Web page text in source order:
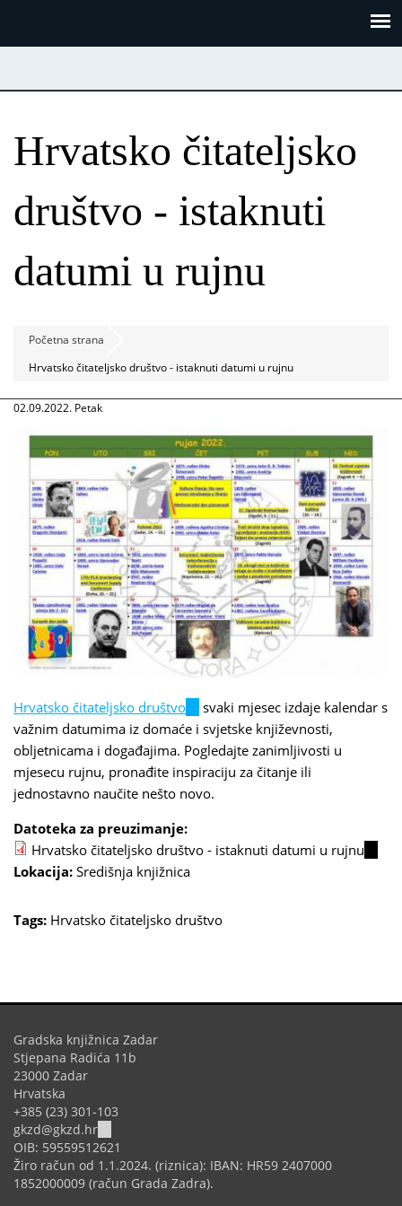
Hrvatsko čitateljsko
društvo - istaknuti
datumi u rujnu
Početna strana
Hrvatsko čitateljsko društvo - istaknuti datumi u rujnu
02.09.2022. Petak
Hrvatsko čitateljsko društvo (link
is
external)
svaki mjesec izdaje kalendar s
važnim datumima iz domaće i svjetske književnosti,
obljetnicama i događajima. Pogledajte zanimljivosti u
mjesecu rujnu, pronađite inspiraciju za čitanje ili
jednostavno naučite nešto novo.
Datoteka za preuzimanje:
Hrvatsko čitateljsko društvo - istaknuti datumi u rujnu
Lokacija: Središnja knjižnica
Tags: Hrvatsko čitateljsko društvo
Gradska knjižnica Zadar
Stjepana Radića 11b
23000 Zadar
Hrvatska
+385 (23) 301-103
gkzd@gkzd.hr
sends
e-
mail)
OIB: 59559512621
Žiro račun od 1.1.2024. (riznica): IBAN: HR59 2407000
1852000009 (račun Grada Zadra).